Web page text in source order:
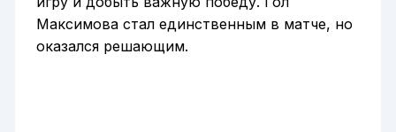
Максимова стал единственным в матче, но
оказался решающим.